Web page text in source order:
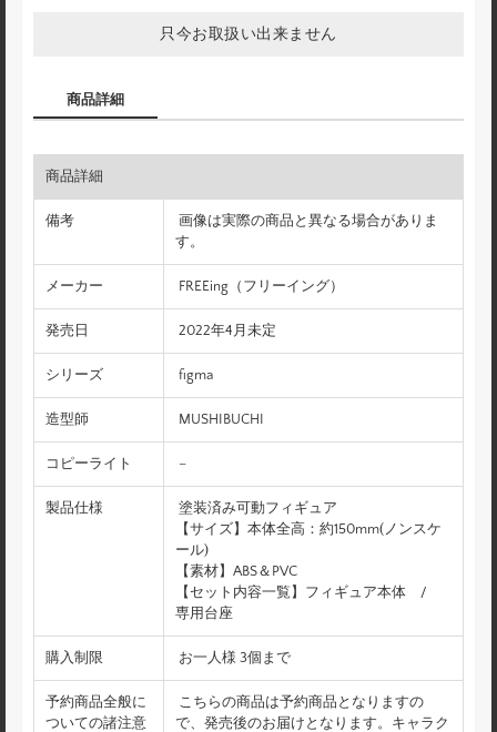
只今お取扱い出来ません
商品詳細
商品詳細
備考
画像は実際の商品と異なる場合がありま
す。
メーカー FREEing（フリーイング）
発売日 2022年4月未定
シリーズ figma
造型師 MUSHIBUCHI
コピーライト –
製品仕様
塗装済み可動フィギュア
【サイズ】本体全高：約150mm(ノンスケ
ール)
【素材】ABS＆PVC
【セット内容一覧】フィギュア本体 /
専用台座
購入制限 お一人様 3個まで
予約商品全般に
ついての諸注意
こちらの商品は予約商品となりますの
で、発売後のお届けとなります。キャラク